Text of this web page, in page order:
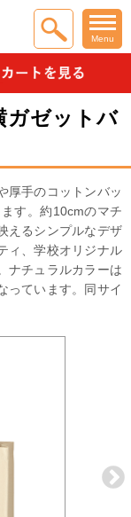
Menu
ゼットバ
厚手のコットンバッ
す。約10cmのマチ
えるシンプルなデザ
ィ、学校オリジナル
ナチュラルカラーは
っています。同サイ